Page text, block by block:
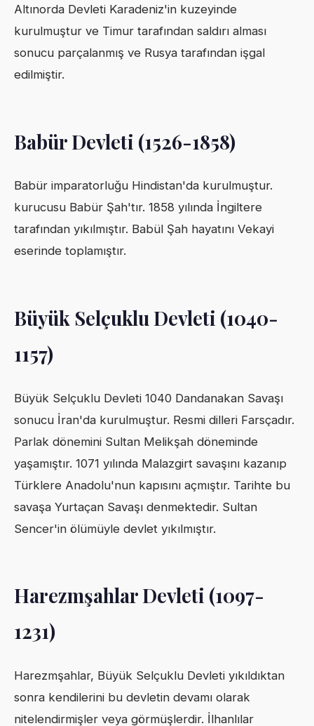
Altınorda Devleti Karadeniz'in kuzeyinde
kurulmuştur ve Timur tarafından saldırı alması
sonucu parçalanmış ve Rusya tarafından işgal
edilmiştir.
Babür Devleti (1526-1858)
Babür imparatorluğu Hindistan'da kurulmuştur.
kurucusu Babür Şah'tır. 1858 yılında İngiltere
tarafından yıkılmıştır. Babül Şah hayatını Vekayi
eserinde toplamıştır.
Büyük Selçuklu Devleti (1040-
1157)
Büyük Selçuklu Devleti 1040 Dandanakan Savaşı
sonucu İran'da kurulmuştur. Resmi dilleri Farsçadır.
Parlak dönemini Sultan Melikşah döneminde
yaşamıştır. 1071 yılında Malazgirt savaşını kazanıp
Türklere Anadolu'nun kapısını açmıştır. Tarihte bu
savaşa Yurtaçan Savaşı denmektedir. Sultan
Sencer'in ölümüyle devlet yıkılmıştır.
Harezmşahlar Devleti (1097-
1231)
Harezmşahlar, Büyük Selçuklu Devleti yıkıldıktan
sonra kendilerini bu devletin devamı olarak
nitelendirmişler veya görmüşlerdir. İlhanlılar